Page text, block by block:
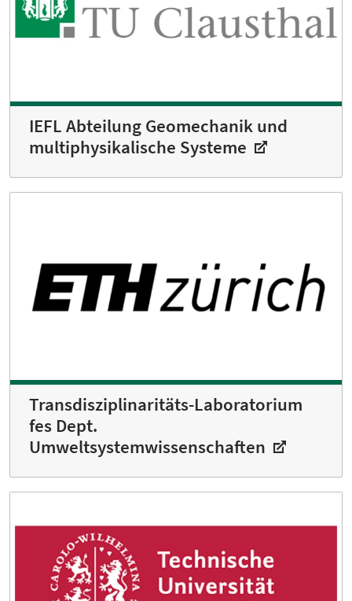
IEFL Abteilung Geomechanik und
multiphysikalische Systeme
Transdisziplinaritäts-Laboratorium
fes Dept.
Umweltsystemwissenschaften